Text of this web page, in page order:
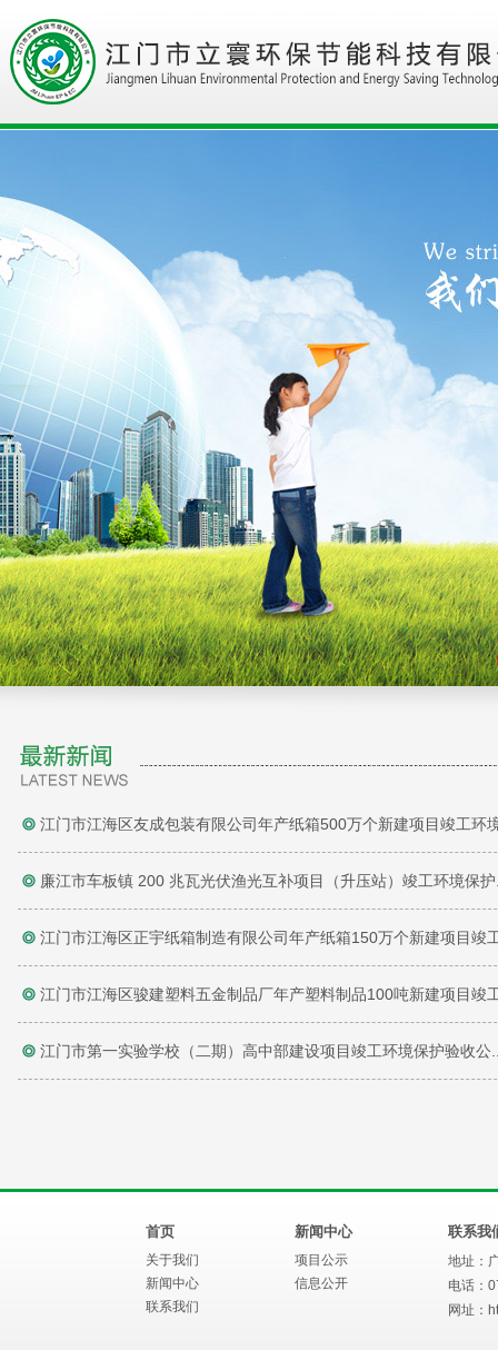
江门市江海区友成包装有限公司年产纸箱500万个新建项目竣工环
廉江市车板镇 200 兆瓦光伏渔光互补项目（升压站）竣工环境保
江门市江海区正宇纸箱制造有限公司年产纸箱150万个新建项目竣
江门市江海区骏建塑料五金制品厂年产塑料制品100吨新建项目竣
江门市第一实验学校（二期）高中部建设项目竣工环境保护验收公
首页
关于我们
新闻中心
联系我们
新闻中心
项目公示
信息公开
联系我
地址：
电话：
网址：